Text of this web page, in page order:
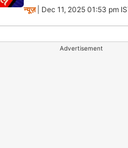
न्यूज़| Dec 11, 2025 01:53 pm
Advertisement